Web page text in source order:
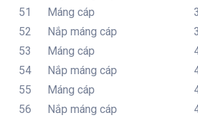
51
Máng cáp
52
Nắp máng cáp
53
Máng cáp
54
Nắp máng cáp
55
Máng cáp
56
Nắp máng cáp